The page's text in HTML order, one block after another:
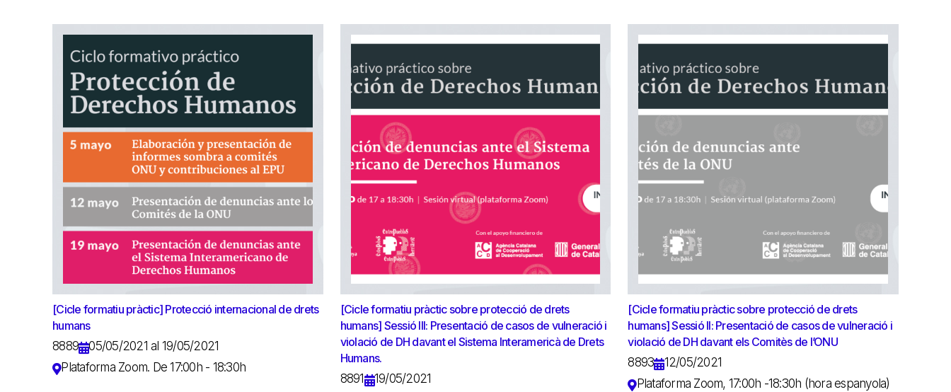
[Cicle formatiu pràctic] Protecció internacional de drets
humans
8889
05/05/2021 al 19/05/2021
Plataforma Zoom. De 17:00h - 18:30h
[Cicle formatiu pràctic sobre protecció de drets
humans] Sessió III: Presentació de casos de vulneració i
violació de DH davant el Sistema Interamericà de Drets
Humans.
8891
19/05/2021
[Cicle formatiu pràctic sobre protecció de drets
humans] Sessió II: Presentació de casos de vulneració i
violació de DH davant els Comitès de l’ONU
8893
12/05/2021
Plataforma Zoom, 17:00h -18:30h (hora espanyola)